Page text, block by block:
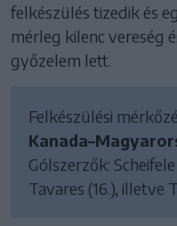
felkészülés tizedik és
mérleg kilenc vereség
győzelem lett.
Felkészülési
Gólszerzők:
Tavares (16.), illetve